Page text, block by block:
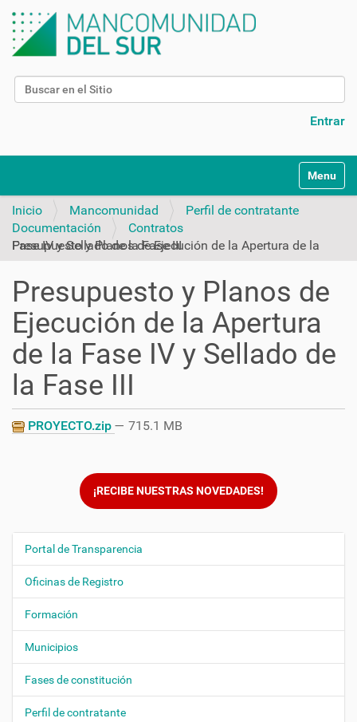
Buscar
Entrar
v
Toggle
Inicio Mancomunidad
Perfil de contratante
Documentación
Contratos
Presupuesto y Planos de Ejecución de la Apertura de la Fase IV y Sellado de la Fase III
Presupuesto y Planos de
Ejecución de la Apertura
de la Fase IV y Sellado de
la Fase III
PROYECTO.zip — 715.1 MB
¡RECIBE NUESTRAS NOVEDADES!
N
e
g
a
c
i
ó
Portal de Transparencia
Oficinas de Registro
Formación
Municipios
Fases de constitución
Perfil de contratante